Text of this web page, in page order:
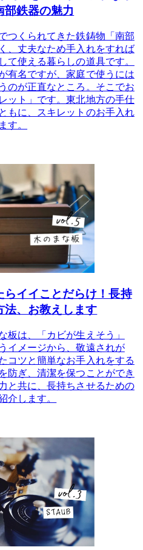
部鉄器の魅力
つくられてきた鉄鋳物「南部
、丈夫なため手入れをすれば
て使える暮らしの道具です。
有名ですが、家庭で使うには
のが正直なところ。そこでお
ット」です。東北地方の手仕
もに、スキレットのお手入れ
す。
らイイことだらけ！長持
法、お教えします
板は、「カビが生えそう」
イメージから、敬遠されが
コツと簡単なお手入れをする
防ぎ、清潔を保つことができ
と共に、長持ちさせるための
介します。